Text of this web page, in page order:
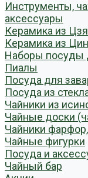
Инструменты,
аксессуары
Керамика из
Керамика из
Наборы посуды
Пиалы
Посуда для
Посуда из
Чайники из
Чайные доски
Чайники
Чайные фигурки
Посуда и
Чайный бар